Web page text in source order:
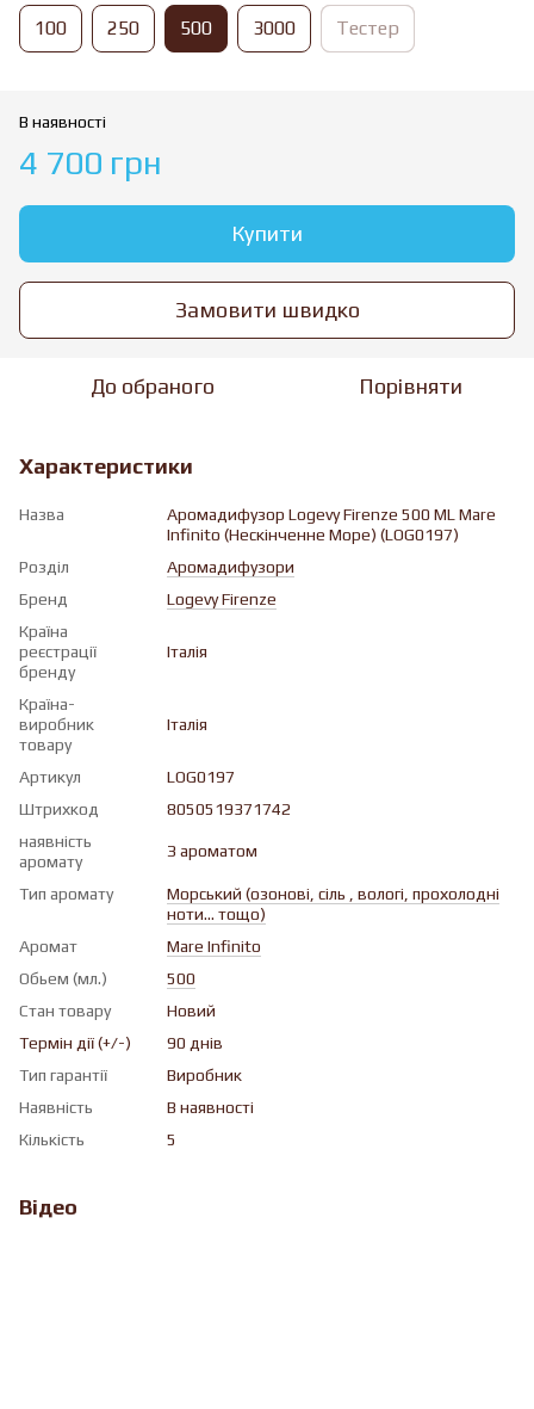
100 250 500 3000 Тестер
В наявності
4 700 грн
Купити
Замовити швидко
До обраного Порівняти
Характеристики
Назва
Аромадифузор Logevy Firenze 500 ML Mare
Infinito (Нескінченне Море) (LOG0197)
Розділ
Аромадифузори
Бренд
Logevy Firenze
Країна
реєстрації
бренду
Італія
Країна-
виробник
товару
Італія
Артикул
LOG0197
Штрихкод
8050519371742
наявність
аромату
З ароматом
Тип аромату
Морський (озонові, cіль , вологі, прохолодні
ноти... тощо)
Аромат
Mare Infinito
Обьем (мл.)
500
Стан товару
Новий
Термін дії (+/-)
90 днів
Тип гарантії
Виробник
Наявність
В наявності
Кількість
5
Відео